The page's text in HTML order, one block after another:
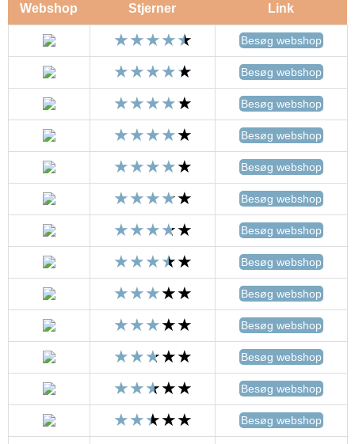
Webshop Stjerner Link
Besøg webshop
Besøg webshop
Besøg webshop
Besøg webshop
Besøg webshop
Besøg webshop
Besøg webshop
Besøg webshop
Besøg webshop
Besøg webshop
Besøg webshop
Besøg webshop
Besøg webshop